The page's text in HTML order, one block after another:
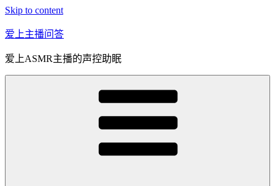
Skip to content
爱上主播问答
爱上ASMR主播的声控助眠